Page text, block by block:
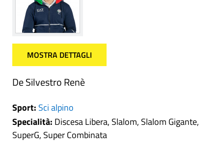
MOSTRA DETTAGLI
De Silvestro Renè
Sport: Sci alpino
Specialità: Discesa Libera, Slalom, Slalom Gigante,
SuperG, Super Combinata